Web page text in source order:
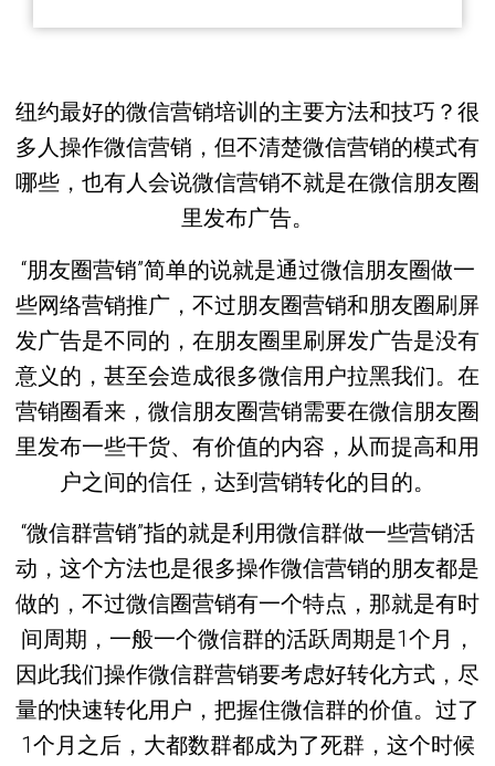
纽约最好的微信营销培训的主要方法和技巧？很
多人操作微信营销，但不清楚微信营销的模式有
哪些，也有人会说微信营销不就是在微信朋友圈
里发布广告。
“朋友圈营销”简单的说就是通过微信朋友圈做一
些网络营销推广，不过朋友圈营销和朋友圈刷屏
发广告是不同的，在朋友圈里刷屏发广告是没有
意义的，甚至会造成很多微信用户拉黑我们。在
营销圈看来，微信朋友圈营销需要在微信朋友圈
里发布一些干货、有价值的内容，从而提高和用
户之间的信任，达到营销转化的目的。
“微信群营销”指的就是利用微信群做一些营销活
动，这个方法也是很多操作微信营销的朋友都是
做的，不过微信圈营销有一个特点，那就是有时
间周期，一般一个微信群的活跃周期是1个月，
因此我们操作微信群营销要考虑好转化方式，尽
量的快速转化用户，把握住微信群的价值。过了
1个月之后，大都数群都成为了死群，这个时候